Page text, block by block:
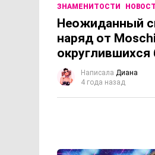
ЗНАМЕНИТОСТИ
Неожиданный
наряд от
Написала Диана
4 года назад